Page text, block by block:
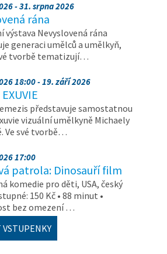
- 31. srpna 2026
rána
výstava Nevyslovená rána
generaci umělců a umělkyň,
tvorbě tematizují…
18:00 - 19. září 2026
představuje samostatnou
vizuální umělkyně Michaely
Ve své tvorbě…
17:00
patrola: Dinosauří film
komedie pro děti, USA, český
150 Kč • 88 minut •
bez omezení …